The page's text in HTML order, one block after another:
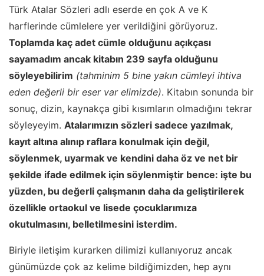
Türk Atalar Sözleri adlı eserde en çok A ve K
harflerinde cümlelere yer verildiğini görüyoruz.
Toplamda kaç adet cümle olduğunu açıkçası
sayamadım ancak kitabın 239 sayfa olduğunu
söyleyebilirim (tahminim 5 bine yakın cümleyi ihtiva
eden değerli bir eser var elimizde). Kitabın sonunda bir
sonuç, dizin, kaynakça gibi kısımların olmadığını tekrar
söyleyeyim. Atalarımızın sözleri sadece yazılmak,
kayıt altına alınıp raflara konulmak için değil,
söylenmek, uyarmak ve kendini daha öz ve net bir
şekilde ifade edilmek için söylenmiştir bence: işte bu
yüzden, bu değerli çalışmanın daha da geliştirilerek
özellikle ortaokul ve lisede çocuklarımıza
okutulmasını, belletilmesini isterdim.
Biriyle iletişim kurarken dilimizi kullanıyoruz ancak
günümüzde çok az kelime bildiğimizden, hep aynı